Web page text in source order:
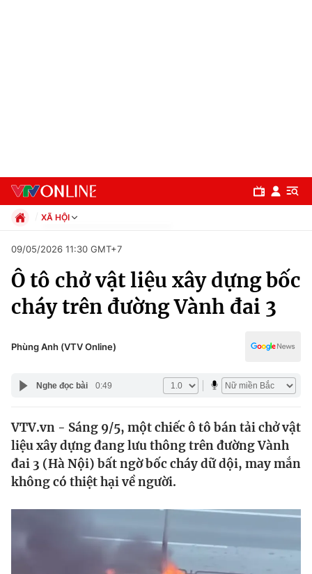
Chuyên mục
Chính trị
Xã hội
Y tế
Thế giới
Tin tức
Thế giới đó đây
XÃ HỘI
Xã hội
Pháp luật
Thể thao
Văn hóa - Giải trí
Đời sống
Giáo dục
09/05/2026 11:30 GMT+7
Ô tô chở vật liệu xây dựng bốc
cháy trên đường Vành đai 3
Phùng Anh (VTV Online)
Nghe đọc bài 0:49
VTV.vn - Sáng 9/5, một chiếc ô tô bán tải chở vật
liệu xây dựng đang lưu thông trên đường Vành
đai 3 (Hà Nội) bất ngờ bốc cháy dữ dội, may mắn
không có thiệt hại về người.